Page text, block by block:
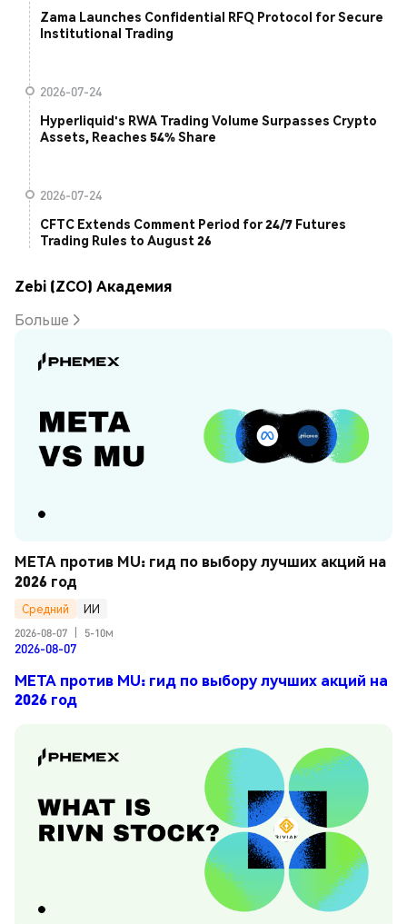
Zama Launches Confidential RFQ Protocol for Secure
Institutional Trading
2026-07-24
Hyperliquid's RWA Trading Volume Surpasses Crypto
Assets, Reaches 54% Share
2026-07-24
CFTC Extends Comment Period for 24/7 Futures
Trading Rules to August 26
Zebi (ZCO) Академия
Больше
META против MU: гид по выбору лучших акций на
2026 год
Средний
ИИ
2026-08-07
5-10м
2026-08-07
META против MU: гид по выбору лучших акций на
2026 год